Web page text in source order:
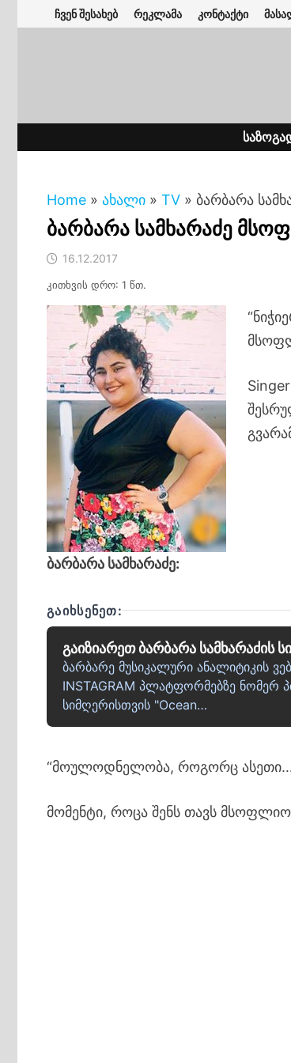
to
ჩვენ შესახებ რეკლამა კონტაქტი
Home » ახალი » TV » ბარბარა
ბარბარა სამხარაძე
16.12.2017
კითხვის დრო: 1 წთ.
ბარბარა სამხარაძე:
ᲒᲐᲘᲮᲡᲔᲜᲔᲗ:
გაიზიარეთ ბარბარა სამხარაძის
ბარბარე მუსიკალური ანალიტიკის
INSTAGRAM პლატფორმებზე ნომერ
სიმღერისთვის "Ocean…
“მოულოდნელობა, როგორც
მომენტი, როცა შენს თავს